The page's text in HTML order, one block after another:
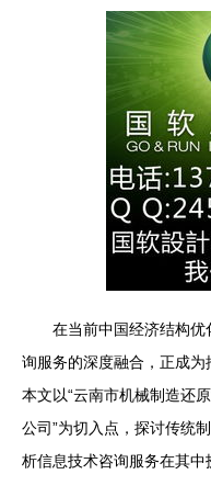
在当前中国经济结构
询服务的深度融合，正成为
本文以“云南市机械制造还
公司”为切入点，探讨传统
析信息技术咨询服务在其中